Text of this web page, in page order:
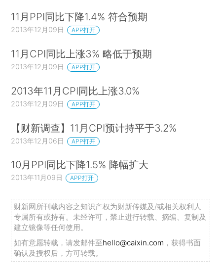
11月PPI同比下降1.4% 符合预期
2013年12月09日 APP打开
11月CPI同比上涨3% 略低于预期
2013年12月09日 APP打开
2013年11月CPI同比上涨3.0%
2013年12月09日 APP打开
【财新调查】11月CPI预计持平于3.2%
2013年12月06日 APP打开
10月PPI同比下降1.5% 降幅扩大
2013年11月09日 APP打开
财新网所刊载内容之知识产权为财新传媒及/或相关权利人
专属所有或持有。未经许可，禁止进行转载、摘编、复制及
建立镜像等任何使用。
如有意愿转载，请发邮件至hello@caixin.com ，获得书面
确认及授权后，方可转载。